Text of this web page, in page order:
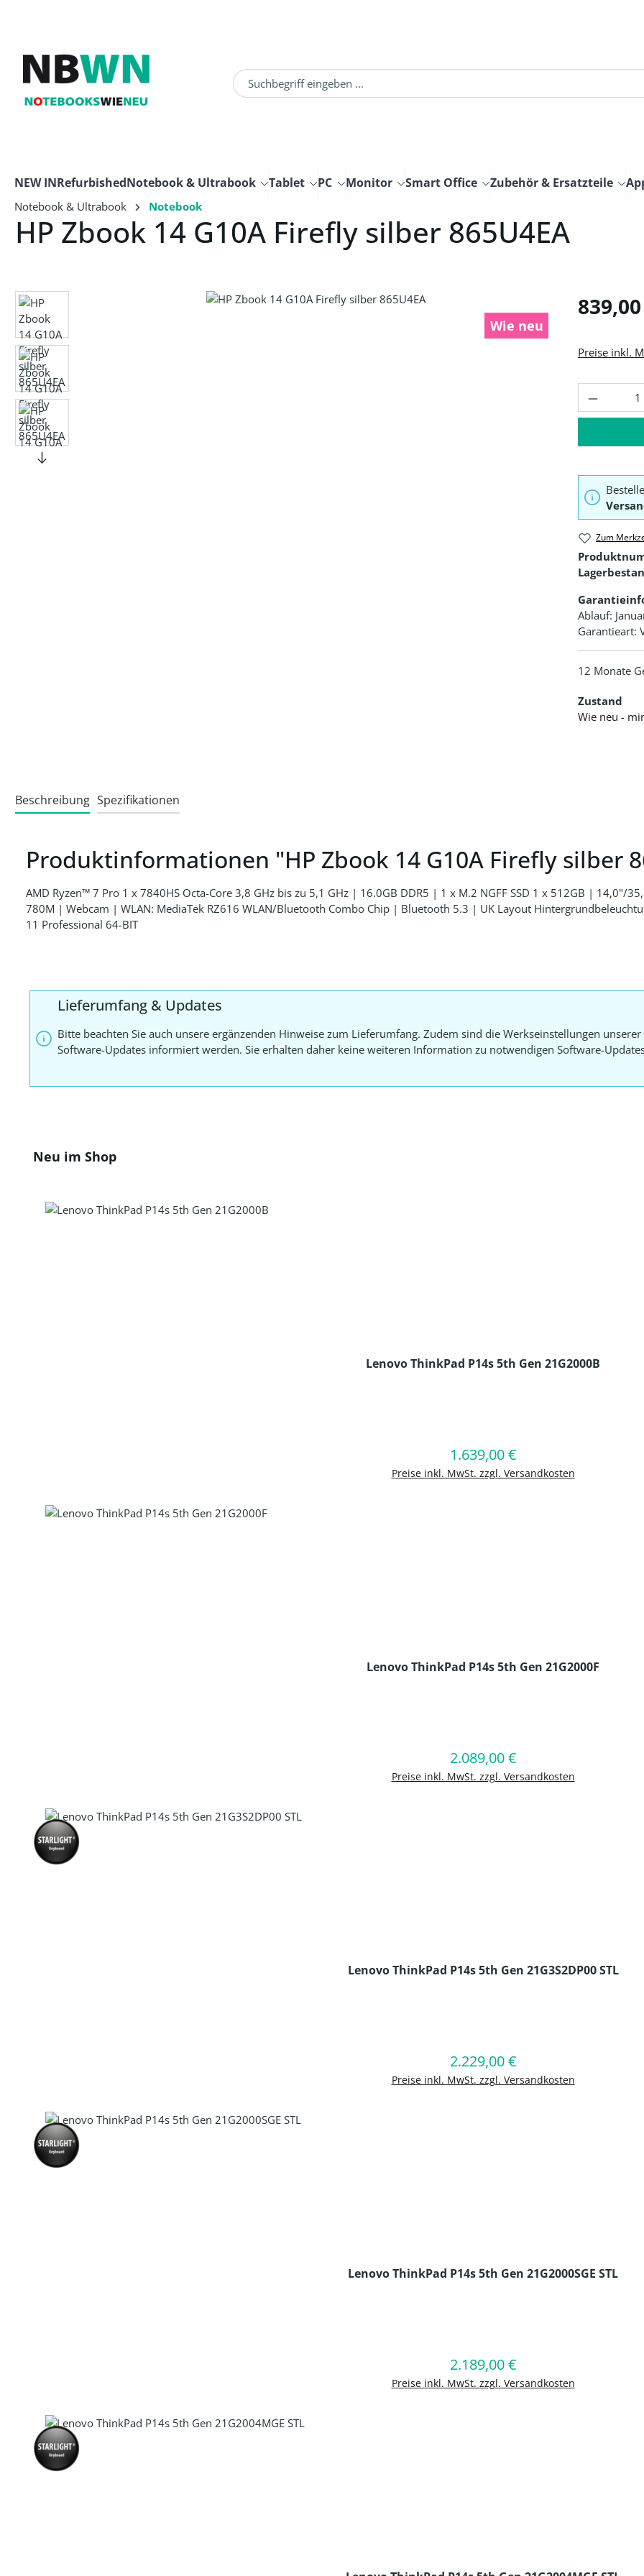
NEW INRefurbishedNotebook & Ultrabook Tablet PC Monitor Smart Office Zubehör & Ersatzteile
Notebook & Ultrabook Notebook
HP Zbook 14 G10A Firefly silber 865U4EA
Bildergalerie überspringen
Wie neu
Regulärer
Preise inkl.
Zum
Ablauf:
Garantieart:
12 Monate
Zustand
Wie neu -
Beschreibung Spezifikationen
Produktinformationen "HP Zbook 14 G10A Firefly silber
AMD Ryzen™ 7 Pro 1 x 7840HS Octa-Core 3,8 GHz bis zu 5,1 GHz | 16.0GB DDR5 | 1 x M.2 NGFF SSD 1 x 512GB | 14,0"/
780M | Webcam | WLAN: MediaTek RZ616 WLAN/Bluetooth Combo Chip | Bluetooth 5.3 | UK Layout
11 Professional 64-BIT
Lieferumfang & Updates
Bitte beachten Sie auch unsere ergänzenden Hinweise zum Lieferumfang. Zudem sind die Werkseinstellungen
Software-Updates informiert werden. Sie erhalten daher keine weiteren Information zu notwendigen Software-
Produktgalerie überspringen
Neu im Shop
Lenovo ThinkPad P14s 5th Gen 21G2000B
Regulärer Preis:
1.639,00 €
Preise inkl. MwSt. zzgl. Versandkosten
In den Warenkorb
Lenovo ThinkPad P14s 5th Gen 21G2000F
Regulärer Preis:
2.089,00 €
Preise inkl. MwSt. zzgl. Versandkosten
In den Warenkorb
Lenovo ThinkPad P14s 5th Gen 21G3S2DP00 STL
Regulärer Preis:
2.229,00 €
Preise inkl. MwSt. zzgl. Versandkosten
In den Warenkorb
Lenovo ThinkPad P14s 5th Gen 21G2000SGE STL
Regulärer Preis:
2.189,00 €
Preise inkl. MwSt. zzgl. Versandkosten
In den Warenkorb